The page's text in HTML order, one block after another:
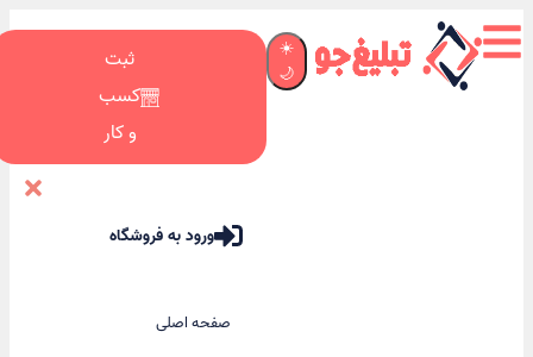
☀️
🌙
ثبت
کسب
و کار
ورود به فروشگاه
صفحه اصلی